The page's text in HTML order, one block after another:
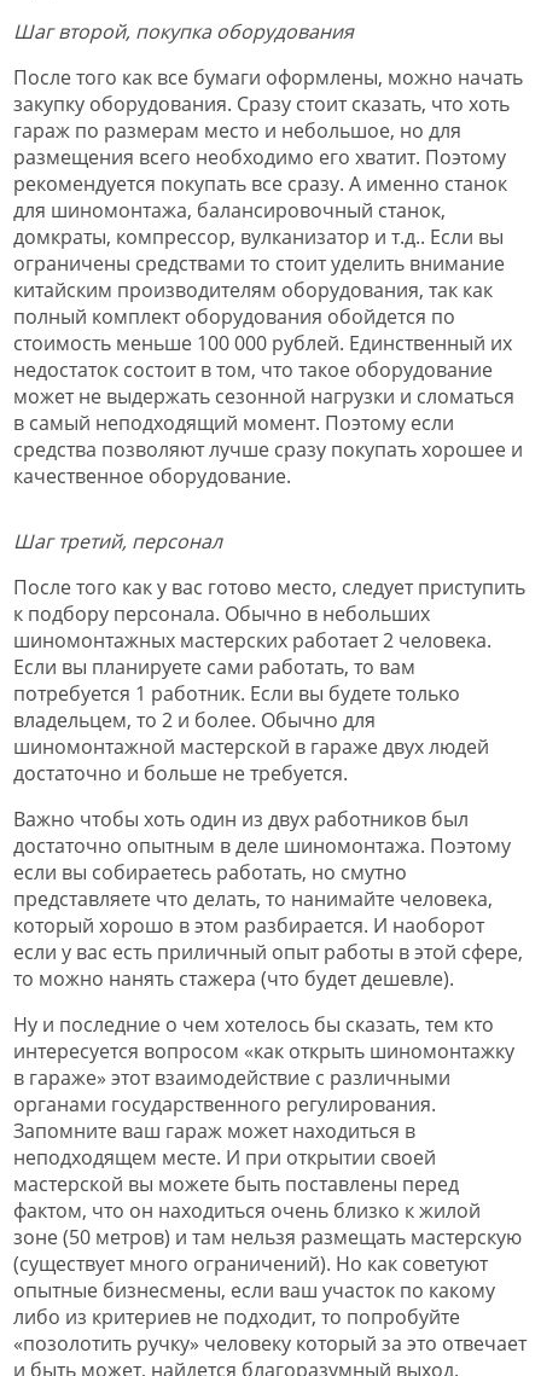
Шаг второй, покупка оборудования
После того как все бумаги оформлены, можно начать
закупку оборудования. Сразу стоит сказать, что хоть
гараж по размерам место и небольшое, но для
размещения всего необходимо его хватит. Поэтому
рекомендуется покупать все сразу. А именно станок
для шиномонтажа, балансировочный станок,
домкраты, компрессор, вулканизатор и т.д.. Если вы
ограничены средствами то стоит уделить внимание
китайским производителям оборудования, так как
полный комплект оборудования обойдется по
стоимость меньше 100 000 рублей. Единственный их
недостаток состоит в том, что такое оборудование
может не выдержать сезонной нагрузки и сломаться
в самый неподходящий момент. Поэтому если
средства позволяют лучше сразу покупать хорошее и
качественное оборудование.
Шаг третий, персонал
После того как у вас готово место, следует приступить
к подбору персонала. Обычно в небольших
шиномонтажных мастерских работает 2 человека.
Если вы планируете сами работать, то вам
потребуется 1 работник. Если вы будете только
владельцем, то 2 и более. Обычно для
шиномонтажной мастерской в гараже двух людей
достаточно и больше не требуется.
Важно чтобы хоть один из двух работников был
достаточно опытным в деле шиномонтажа. Поэтому
если вы собираетесь работать, но смутно
представляете что делать, то нанимайте человека,
который хорошо в этом разбирается. И наоборот
если у вас есть приличный опыт работы в этой сфере,
то можно нанять стажера (что будет дешевле).
Ну и последние о чем хотелось бы сказать, тем кто
интересуется вопросом «как открыть шиномонтажку
в гараже» этот взаимодействие с различными
органами государственного регулирования.
Запомните ваш гараж может находиться в
неподходящем месте. И при открытии своей
мастерской вы можете быть поставлены перед
фактом, что он находиться очень близко к жилой
зоне (50 метров) и там нельзя размещать мастерскую
(существует много ограничений). Но как советуют
опытные бизнесмены, если ваш участок по какому
либо из критериев не подходит, то попробуйте
«позолотить ручку» человеку который за это отвечает
и быть может, найдется благоразумный выход.